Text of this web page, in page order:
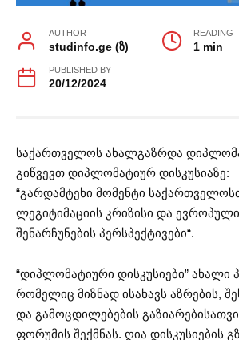
AUTHOR
studinfo.ge (ზ)
READING
1 min
PUBLISHED BY
20/12/2024
საქართველოს ახალგაზრდა
გიწვევთ დიპლომატიურ დისკუსიაზე:
“გარდამტეხი მომენტი
ლეგიტიმაციის კრიზისი და
შენარჩუნების პერსპექტივები“.
“დიპლომატიური დისკუსიები” ახალი
რომელიც მიზნად ისახავს აზრების,
და გამოცდილებების
ფორუმის შექმნას. ღია დისკუსიების